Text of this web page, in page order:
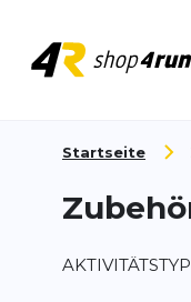
Startseite
AKTIVITÄTSTYP